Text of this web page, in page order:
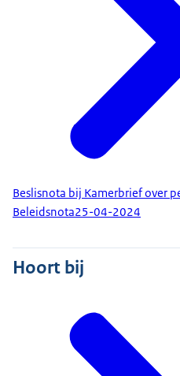
Beslisnota bij Kamerbrief over
Beleidsnota25-04-2024
Hoort bij